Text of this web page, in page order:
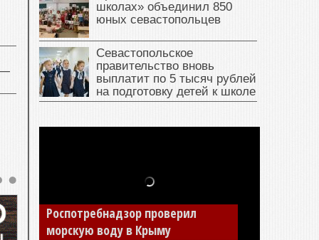
—
школах» объединил 850
юных севастопольцев
Севастопольское
правительство вновь
выплатит по 5 тысяч рублей
на подготовку детей к школе
Роспотребнадзор проверил
морскую воду в Крыму